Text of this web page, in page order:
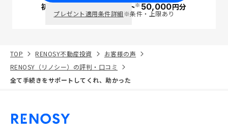
初回面談で ポイント※50,000円分
プレゼント適用条件詳細※条件・上限あり
TOP RENOSY不動産投資
お客様の声
RENOSY（リノシー）の評判・口コミ
全て手続きをサポートしてくれ、助かった